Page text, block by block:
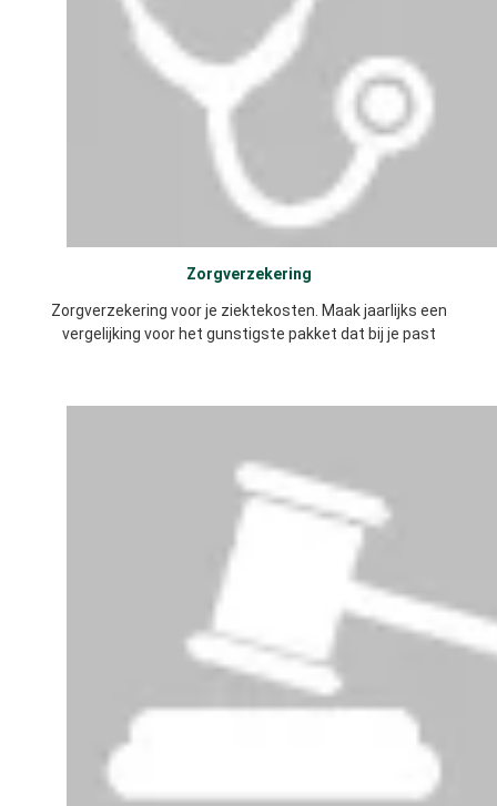
Zorgverzekering
Zorgverzekering voor je ziektekosten. Maak jaarlijks een
vergelijking voor het gunstigste pakket dat bij je past